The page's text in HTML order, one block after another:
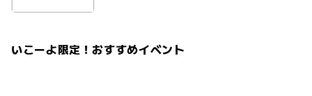
いこーよ限定！おすすめイベント